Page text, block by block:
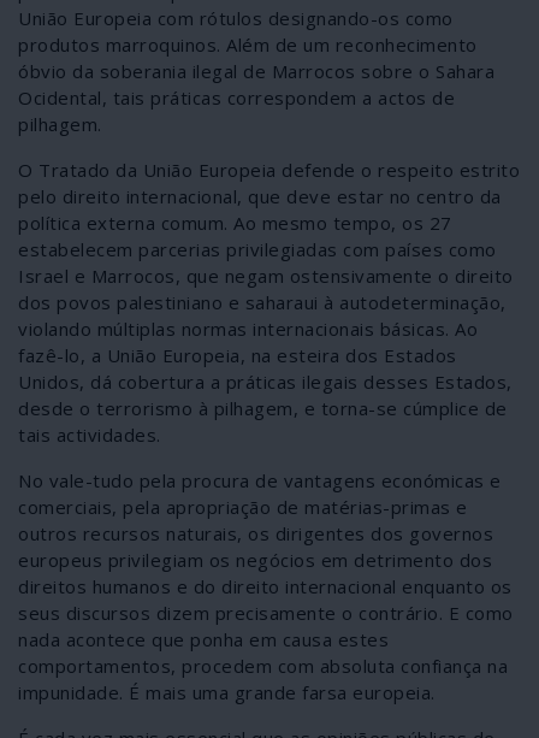
União Europeia com rótulos designando-os como
produtos marroquinos. Além de um reconhecimento
óbvio da soberania ilegal de Marrocos sobre o Sahara
Ocidental, tais práticas correspondem a actos de
pilhagem.
O Tratado da União Europeia defende o respeito estrito
pelo direito internacional, que deve estar no centro da
política externa comum. Ao mesmo tempo, os 27
estabelecem parcerias privilegiadas com países como
Israel e Marrocos, que negam ostensivamente o direito
dos povos palestiniano e saharaui à autodeterminação,
violando múltiplas normas internacionais básicas. Ao
fazê-lo, a União Europeia, na esteira dos Estados
Unidos, dá cobertura a práticas ilegais desses Estados,
desde o terrorismo à pilhagem, e torna-se cúmplice de
tais actividades.
No vale-tudo pela procura de vantagens económicas e
comerciais, pela apropriação de matérias-primas e
outros recursos naturais, os dirigentes dos governos
europeus privilegiam os negócios em detrimento dos
direitos humanos e do direito internacional enquanto os
seus discursos dizem precisamente o contrário. E como
nada acontece que ponha em causa estes
comportamentos, procedem com absoluta confiança na
impunidade. É mais uma grande farsa europeia.